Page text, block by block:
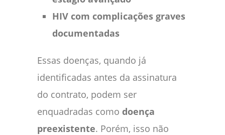
HIV com complicações graves
documentadas
Essas doenças, quando já
identificadas antes da assinatura
do contrato, podem ser
enquadradas como doença
preexistente. Porém, isso não